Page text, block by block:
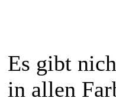
Es gibt
in allen